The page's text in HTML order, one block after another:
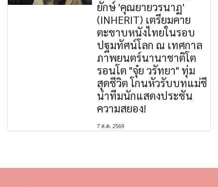
ยักษ์ 'คุณยายวรนาฏ'
(INHERIT) เตรียมคาย
ตะขาบหนังไทยในรอบ
ปฐมทัศน์โลก ณ เทศกาล
ภาพยนตร์นานาชาติโต
รอนโต "จุ๋ย วรัทยา" ทุ่ม
สุดชีวิต โกนหัวรับบทแม่ชี
นำทีมนักแสดงประชัน
ความสยอง!
7 ส.ค. 2569